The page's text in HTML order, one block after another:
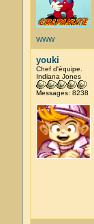
WWW
youki
Chef d'équipe.
Indiana Jones
Messages: 8238